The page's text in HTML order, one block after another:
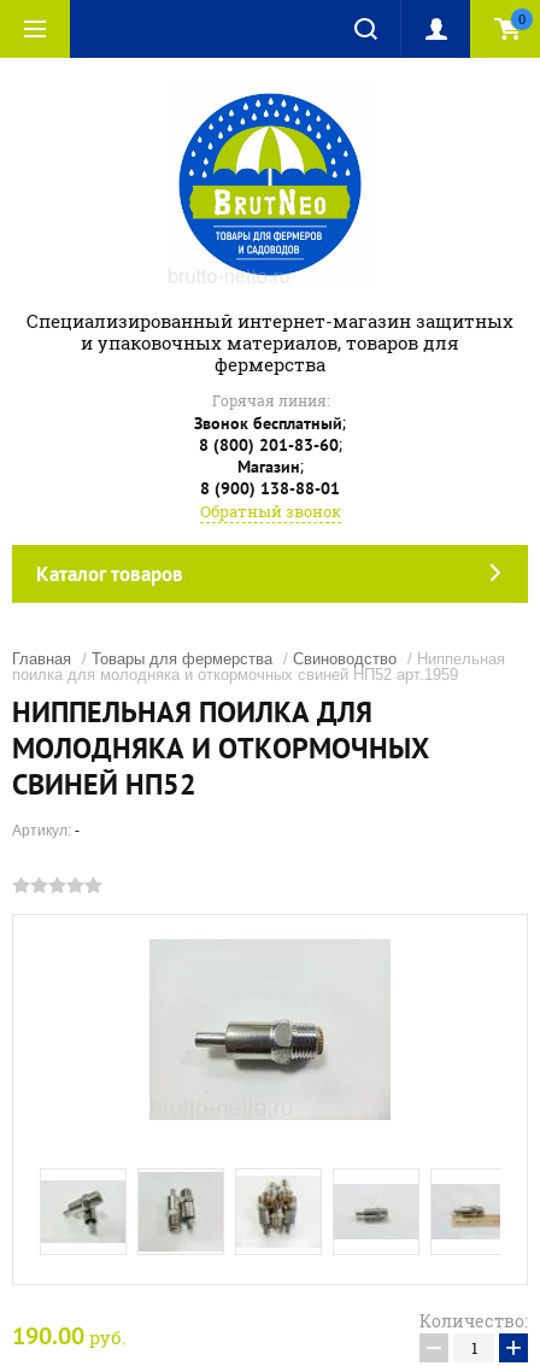
0
Специализированный интернет-магазин защитных
и упаковочных материалов, товаров для
фермерства
Горячая линия:
Звонок бесплатный;
8 (800) 201-83-60;
Магазин;
8 (900) 138-88-01
Обратный звонок
Каталог товаров
Главная / Товары для фермерства / Свиноводство / Ниппельная
поилка для молодняка и откормочных свиней НП52 арт.1959
НИППЕЛЬНАЯ ПОИЛКА ДЛЯ
МОЛОДНЯКА И ОТКОРМОЧНЫХ
СВИНЕЙ НП52
Артикул: -
190.00 руб.
Количество:
− +